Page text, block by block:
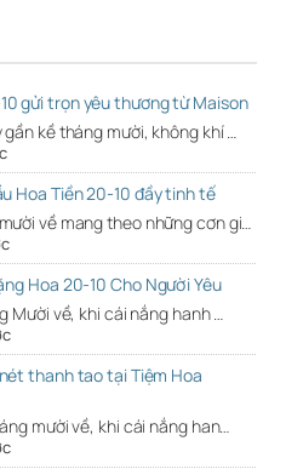
gửi trọn yêu thương từ Maison
kề tháng mười, không khí …
Hoa Tiền 20-10 đầy tinh tế
về mang theo những cơn gi…
Hoa 20-10 Cho Người Yêu
Mười về, khi cái nắng hanh …
thanh tao tại Tiệm Hoa
mười về, khi cái nắng han…